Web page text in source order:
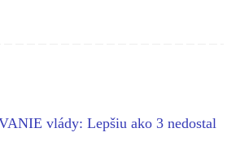
vlády: Lepšiu ako 3 nedostal